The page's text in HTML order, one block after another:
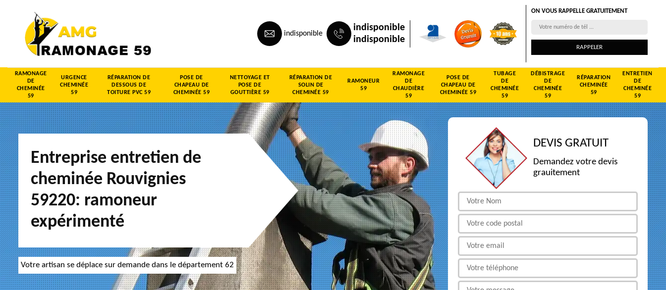
indisponible
indisponible
indisponible
ON VOUS RAPPELLE GRATUITEMENT
RAMONAGE
DE
CHEMINÉE
59
URGENCE
CHEMINÉE
59
RÉPARATION DE
DESSOUS DE
TOITURE PVC 59
POSE DE
CHAPEAU DE
CHEMINÉE 59
NETTOYAGE ET
POSE DE
GOUTTIÈRE 59
RÉPARATION DE
SOLIN DE
CHEMINÉE 59
RAMONEUR
59
RAMONAGE
DE
CHAUDIÈRE
59
POSE DE
CHAPEAU DE
CHEMINÉE 59
TUBAGE
DE
CHEMINÉE
59
DÉBISTRAGE
DE
CHEMINÉE
59
RÉPARATION
CHEMINÉE
59
ENTRETIEN
DE
CHEMINÉE
59
Entreprise entretien de
cheminée Rouvignies
59220: ramoneur
expérimenté
Votre artisan se déplace sur demande dans le département 62
DEVIS GRATUIT
Demandez votre devis
grauitement